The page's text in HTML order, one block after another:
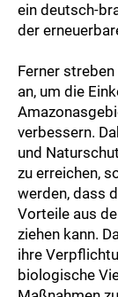
ein deutsch-
der
Ferner
an, um die
verbessern.
und
zu erreichen,
werden, dass
Vorteile aus
ziehen kann.
ihre
biologische